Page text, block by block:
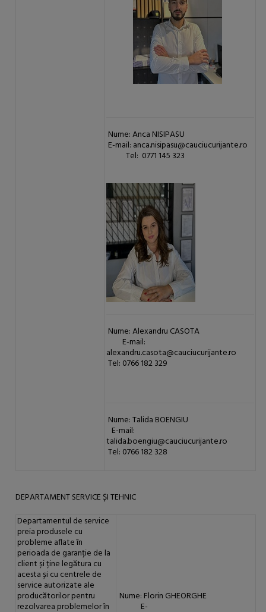
Nume: Anca NISIPASU
E-mail: anca.nisipasu@cauciucurijante.ro
Tel: 0771 145 323
Nume: Alexandru CASOTA
E-mail:
alexandru.casota@cauciucurijante.ro
Tel: 0766 182 329
Nume: Talida BOENGIU
E-mail:
talida.boengiu@cauciucurijante.ro
Tel: 0766 182 328
DEPARTAMENT SERVICE ȘI TEHNIC
Departamentul de service
preia produsele cu
probleme aflate în
perioada de garanție de la
client și ține legătura cu
acesta și cu centrele de
service autorizate ale
producătorilor pentru
rezolvarea problemelor în
Nume: Florin GHEORGHE
E-